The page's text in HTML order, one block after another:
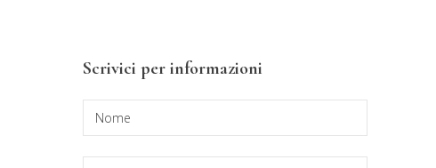
Barra
laterale
primaria
Scrivici per informazioni